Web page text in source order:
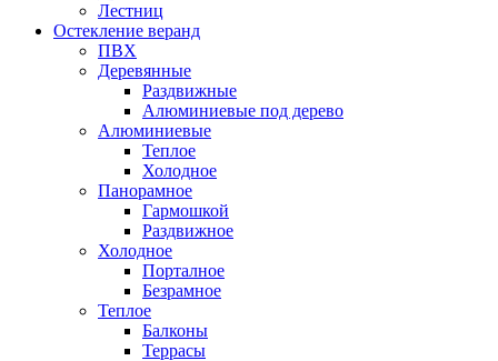
Лестниц
Остекление веранд
ПВХ
Деревянные
Раздвижные
Алюминиевые под дерево
Алюминиевые
Теплое
Холодное
Панорамное
Гармошкой
Раздвижное
Холодное
Порталное
Безрамное
Теплое
Балконы
Террасы